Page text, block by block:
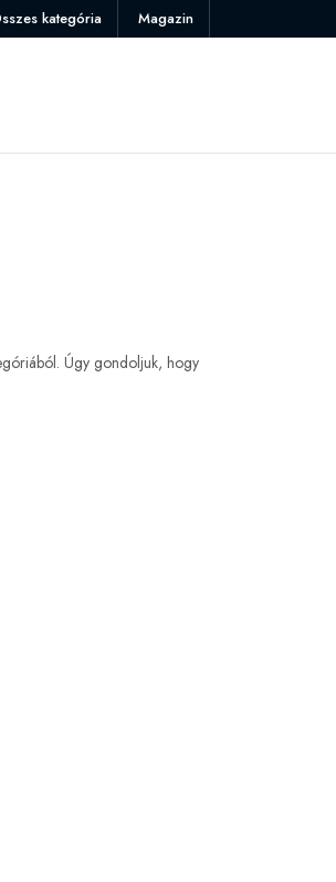
kategória Magazin
Úgy gondoljuk, hogy